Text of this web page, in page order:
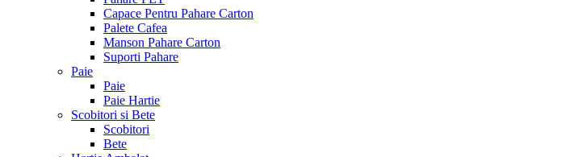
Capace Pentru Pahare Carton
Palete Cafea
Manson Pahare Carton
Suporti Pahare
Paie
Paie
Paie Hartie
Scobitori si Bete
Scobitori
Bete